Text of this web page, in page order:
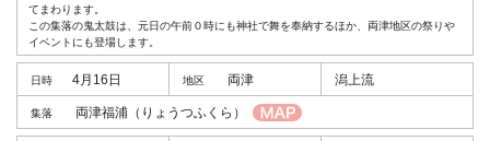
てまわります。
この集落の鬼太鼓は、元日の午前０時にも神社で舞を奉納するほか、両津地区の祭りや
イベントにも登場します。
潟上流
4月16日 両津
両津福浦（りょうつふくら）